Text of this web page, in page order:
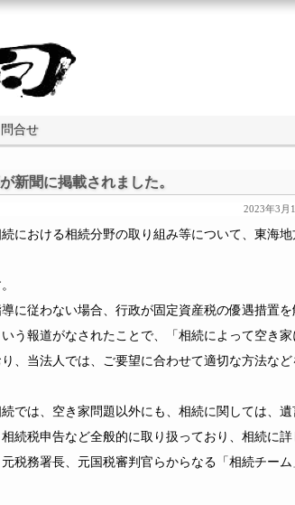
問合せ
新聞に掲載されました。
2023年3月
における相続分野の取り組み等について、東海地
に従わない場合、行政が固定資産税の優遇措置を
う報道がなされたことで、「相続によって空き家
、当法人では、ご要望に合わせて適切な方法など
では、空き家問題以外にも、相続に関しては、遺
続税申告など全般的に取り扱っており、相続に詳
税務署長、元国税審判官らからなる「相続チー